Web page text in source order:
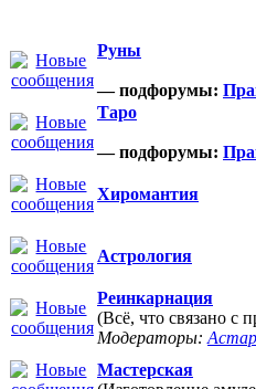
Руны
— подфорумы:
Таро
— подфорумы:
Хиромантия
Астрология
Реинкарнация
(Всё, что связано
Модераторы:
Мастерская